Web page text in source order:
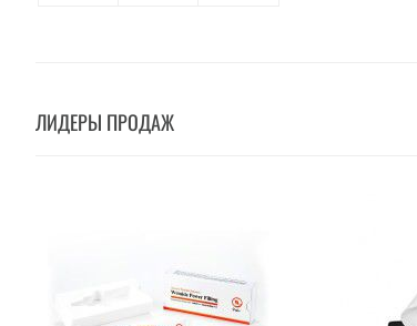
ЛИДЕРЫ ПРОДАЖ